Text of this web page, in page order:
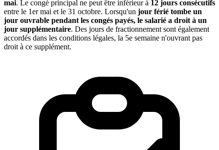
mai. Le congé principal ne peut être inférieur à 12 jours consécutifs
entre le 1er mai et le 31 octobre. Lorsqu'un jour férié tombe un
jour ouvrable pendant les congés payés, le salarié a droit à un
jour supplémentaire. Des jours de fractionnement sont également
accordés dans les conditions légales, la 5e semaine n'ouvrant pas
droit à ce supplément.